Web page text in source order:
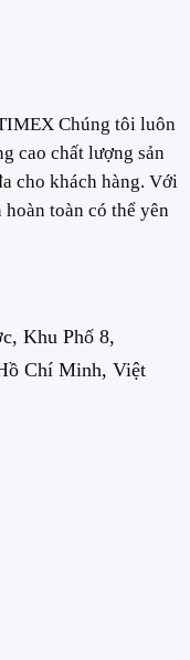
Chúng tôi luôn
cao chất lượng sản
cho khách hàng. Với
toàn có thể yên
Khu Phố 8,
Chí Minh, Việt